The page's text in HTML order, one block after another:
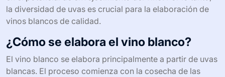
la diversidad de uvas es crucial para la elaboración de
vinos blancos de calidad.
¿Cómo se elabora el vino blanco?
El vino blanco se elabora principalmente a partir de uvas
blancas. El proceso comienza con la cosecha de las